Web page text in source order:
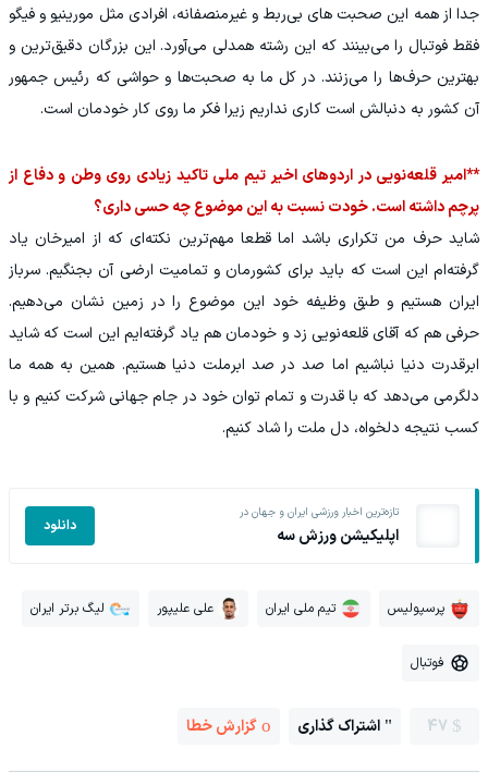
جدا از همه این صحبت‌ های بی‌ربط و غیرمنصفانه، افرادی مثل مورینیو و فیگو
فقط فوتبال را می‌بینند که این رشته همدلی می‌آورد. این بزرگان دقیق‌ترین و
بهترین حرف‌ها را می‌زنند. در کل ما به صحبت‌ها و حواشی که رئیس جمهور
آن کشور به دنبالش است کاری نداریم زیرا فکر ما روی کار خودمان است.
**امیر قلعه‌نویی در اردوهای اخیر تیم ملی تاکید زیادی روی وطن و دفاع از
پرچم داشته است. خودت نسبت به این موضوع چه حسی داری؟
شاید حرف من تکراری باشد اما قطعا مهم‌ترین نکته‌ای که از امیرخان یاد
گرفته‌ام این است که باید برای کشورمان و تمامیت ارضی آن بجنگیم. سرباز
ایران هستیم و طبق وظیفه خود این موضوع را در زمین نشان می‌دهیم.
حرفی هم که آقای قلعه‌نویی زد و خودمان هم یاد گرفته‌ایم این است که شاید
ابرقدرت دنیا نباشیم اما صد در صد ابرملت دنیا هستیم. همین به همه ما
دلگرمی می‌دهد که با قدرت و تمام توان خود در جام جهانی شرکت کنیم و با
کسب نتیجه دلخواه، دل ملت را شاد کنیم.
تازه‌ترین اخبار ورزشی ایران و جهان در
اپلیکیشن ورزش سه دانلود
پرسپولیس تیم ملی ایران علی علیپور لیگ برتر ایران
فوتبال
47 اشتراک گذاری گزارش خطا